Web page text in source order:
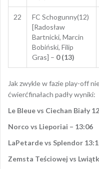
22
FC Schogunny(12)
[Radosław
Bartnicki, Marcin
Bobiński, Filip
Gras] – 0 (13)
Jak zwykle w fazie play-off
ćwierćfinałach padły wyniki:
Le Bleue vs Ciechan Biały
Norco vs Lieporiai – 13:06
LaPetarde vs Splendor
Zemsta Teściowej vs